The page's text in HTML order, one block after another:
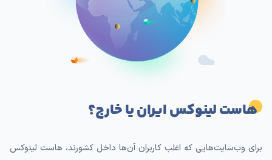
هاست لینوکس ایران یا خارج؟
برای وب‌سایت‌هایی که اغلب کاربران آن‌ها داخل کشورند، هاست لینوکس